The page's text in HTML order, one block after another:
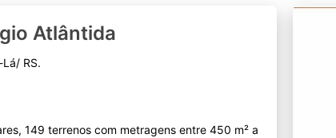
Atlântida
RS.
149 terrenos com metragens entre 450 m² a